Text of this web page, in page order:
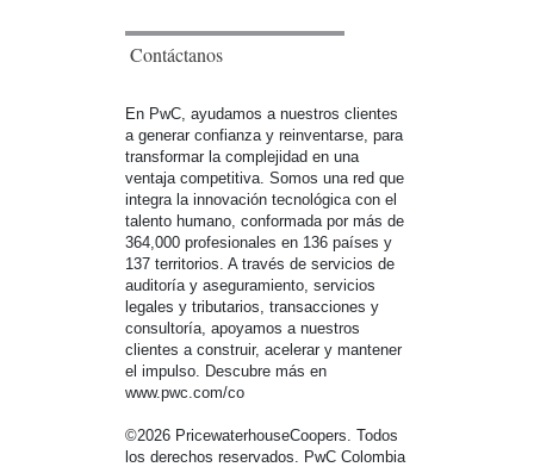
Contáctanos
En PwC, ayudamos a nuestros clientes
a generar confianza y reinventarse, para
transformar la complejidad en una
ventaja competitiva. Somos una red que
integra la innovación tecnológica con el
talento humano, conformada por más de
364,000 profesionales en 136 países y
137 territorios. A través de servicios de
auditoría y aseguramiento, servicios
legales y tributarios, transacciones y
consultoría, apoyamos a nuestros
clientes a construir, acelerar y mantener
el impulso. Descubre más en
www.pwc.com/co
©2026 PricewaterhouseCoopers. Todos
los derechos reservados. PwC Colombia